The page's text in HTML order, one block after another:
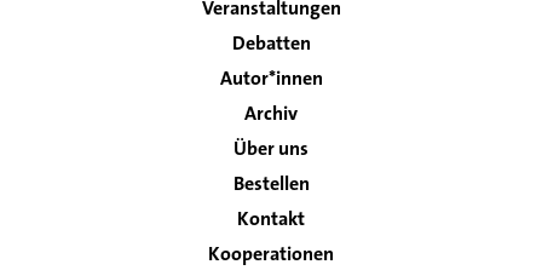
navigation
Veranstaltungen
Debatten
Autor*innen
Archiv
Über uns
Bestellen
Footer
Kontakt
Kooperationen